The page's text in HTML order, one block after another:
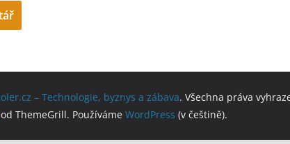
– Technologie, byznys a zábava. Všechna práva
od ThemeGrill. Používáme WordPress (v češtině).